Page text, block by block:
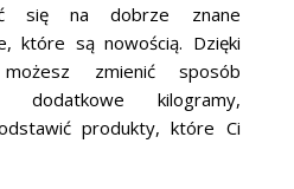
się na dobrze znane
które są nowością. Dzięki
zmienić sposób
dodatkowe kilogramy,
produkty, które Ci